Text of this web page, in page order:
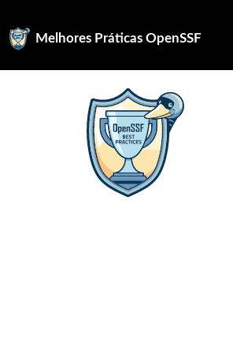
Melhores Práticas OpenSSF